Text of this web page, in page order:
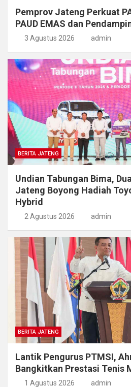
Pemprov Jateng Perkuat
PAUD EMAS dan
3 Agustus 2026 admin
BERITA JATENG
Undian Tabungan Bima,
Jateng Boyong Hadiah
Hybrid
2 Agustus 2026 admin
BERITA JATENG
Lantik Pengurus PTMSI,
Bangkitkan Prestasi Tenis
1 Agustus 2026 admin